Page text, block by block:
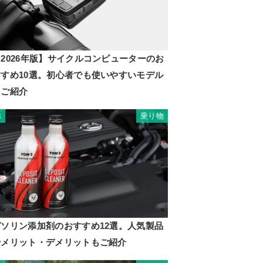
年版】サイクルコンピューターのお
め10選。初心者でも使いやすいモデル
紹介
乗り物
リン添加剤のおすすめ12選。人気製品
リット・デメリットもご紹介